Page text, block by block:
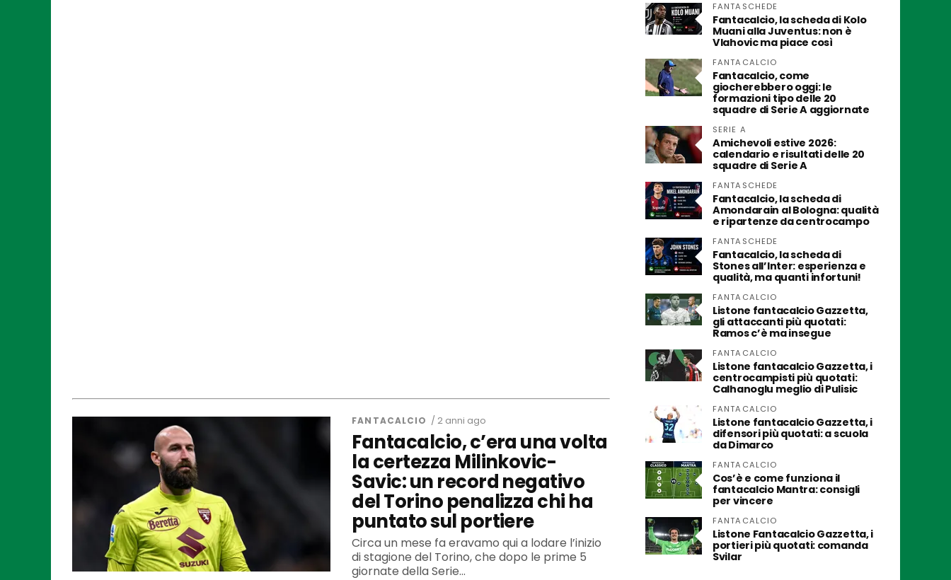
FANTACALCIO / 2 anni ago
Fantacalcio, c’era una volta
la certezza Milinkovic-
Savic: un record negativo
del Torino penalizza chi ha
puntato sul portiere
Circa un mese fa eravamo qui a lodare l’inizio
di stagione del Torino, che dopo le prime 5
giornate della Serie...
FANTASCHEDE
Fantacalcio, la scheda di Kolo
Muani alla Juventus: non è
Vlahovic ma piace così
FANTACALCIO
Fantacalcio, come
giocherebbero oggi: le
formazioni tipo delle 20
squadre di Serie A aggiornate
SERIE A
Amichevoli estive 2026:
calendario e risultati delle 20
squadre di Serie A
FANTASCHEDE
Fantacalcio, la scheda di
Amondarain al Bologna: qualità
e ripartenze da centrocampo
FANTASCHEDE
Fantacalcio, la scheda di
Stones all’Inter: esperienza e
qualità, ma quanti infortuni!
FANTACALCIO
Listone fantacalcio Gazzetta,
gli attaccanti più quotati:
Ramos c’è ma insegue
FANTACALCIO
Listone fantacalcio Gazzetta, i
centrocampisti più quotati:
Calhanoglu meglio di Pulisic
FANTACALCIO
Listone fantacalcio Gazzetta, i
difensori più quotati: a scuola
da Dimarco
FANTACALCIO
Cos’è e come funziona il
fantacalcio Mantra: consigli
per vincere
FANTACALCIO
Listone Fantacalcio Gazzetta, i
portieri più quotati: comanda
Svilar